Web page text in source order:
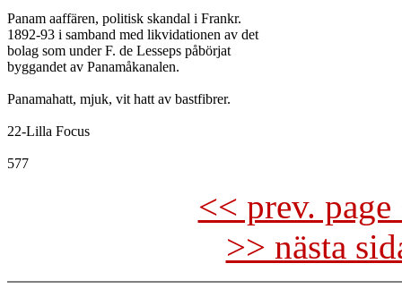
Panam aaffären, politisk skandal i Frankr.
1892-93 i samband med likvidationen av det
bolag som under F. de Lesseps påbörjat
byggandet av Panamåkanalen.
Panamahatt, mjuk, vit hatt av bastfibrer.
22-Lilla Focus
<< prev.
>> nästa